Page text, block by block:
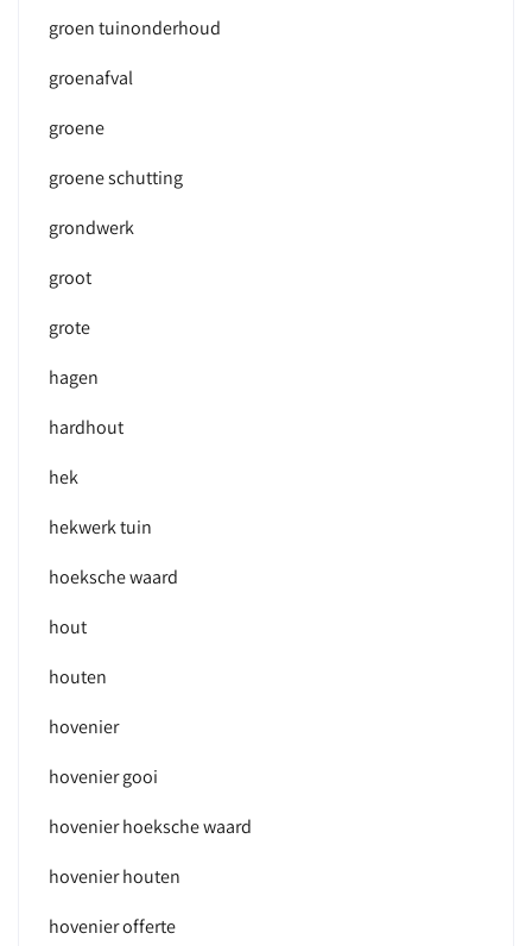
groen tuinonderhoud
groenafval
groene
groene schutting
grondwerk
groot
grote
hagen
hardhout
hek
hekwerk tuin
hoeksche waard
hout
houten
hovenier
hovenier gooi
hovenier hoeksche waard
hovenier houten
hovenier offerte